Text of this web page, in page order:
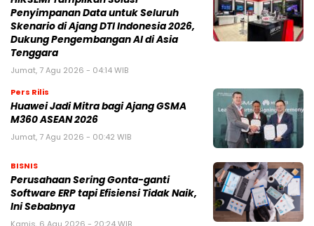
Penyimpanan Data untuk Seluruh
Skenario di Ajang DTI Indonesia 2026,
Dukung Pengembangan AI di Asia
Tenggara
Jumat, 7 Agu 2026 - 04:14 WIB
Pers Rilis
Huawei Jadi Mitra bagi Ajang GSMA
M360 ASEAN 2026
Jumat, 7 Agu 2026 - 00:42 WIB
BISNIS
Perusahaan Sering Gonta-ganti
Software ERP tapi Efisiensi Tidak Naik,
Ini Sebabnya
Kamis, 6 Agu 2026 - 20:24 WIB